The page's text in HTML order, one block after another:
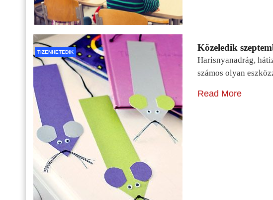
TIZENHETEDIK Közeledik
Harisnyanadrág,
számos olyan
Read More